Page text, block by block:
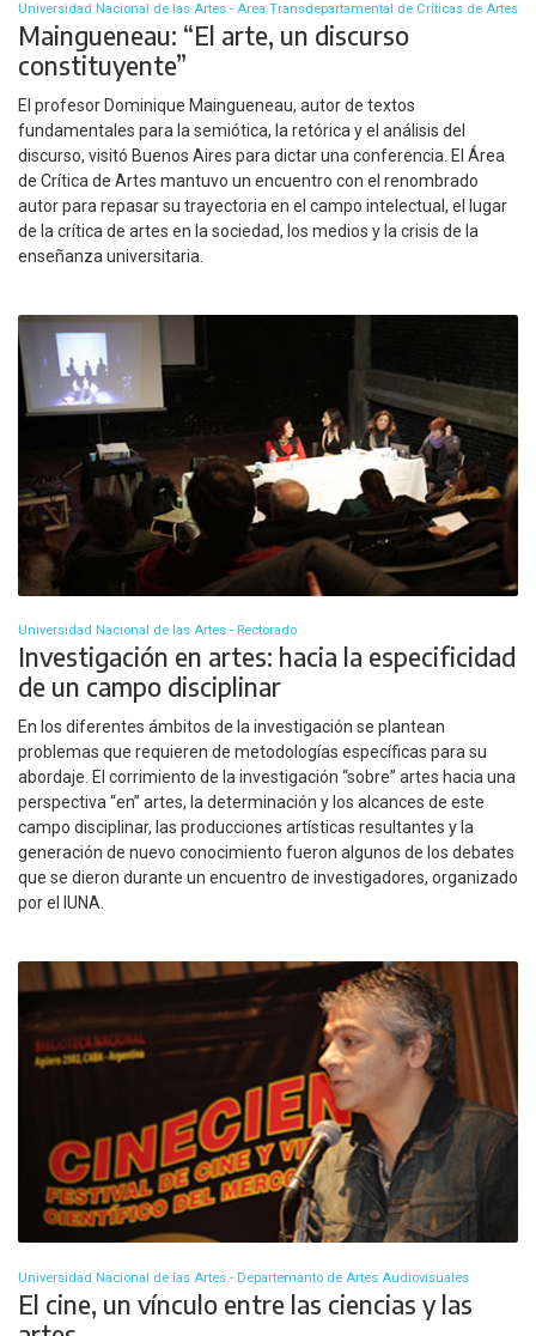
Universidad Nacional de las Artes - Area Transdepartamental de Críticas de Artes
Maingueneau: “El arte, un discurso
constituyente”
El profesor Dominique Maingueneau, autor de textos
fundamentales para la semiótica, la retórica y el análisis del
discurso, visitó Buenos Aires para dictar una conferencia. El Área
de Crítica de Artes mantuvo un encuentro con el renombrado
autor para repasar su trayectoria en el campo intelectual, el lugar
de la crítica de artes en la sociedad, los medios y la crisis de la
enseñanza universitaria.
Universidad Nacional de las Artes - Rectorado
Investigación en artes: hacia la especificidad
de un campo disciplinar
En los diferentes ámbitos de la investigación se plantean
problemas que requieren de metodologías específicas para su
abordaje. El corrimiento de la investigación “sobre” artes hacia una
perspectiva “en” artes, la determinación y los alcances de este
campo disciplinar, las producciones artísticas resultantes y la
generación de nuevo conocimiento fueron algunos de los debates
que se dieron durante un encuentro de investigadores, organizado
por el IUNA.
Universidad Nacional de las Artes - Departemanto de Artes Audiovisuales
El cine, un vínculo entre las ciencias y las